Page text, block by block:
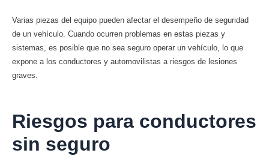
Varias piezas del equipo pueden afectar el desempeño de seguridad
de un vehículo. Cuando ocurren problemas en estas piezas y
sistemas, es posible que no sea seguro operar un vehículo, lo que
expone a los conductores y automovilistas a riesgos de lesiones
graves.
Riesgos para conductores
sin seguro